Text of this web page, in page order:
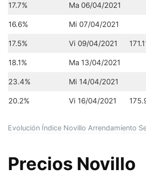
17.7% Ma 06/04/2021
16.6% Mi 07/04/2021
17.5% Vi 09/04/2021
18.1% Ma 13/04/2021
23.4% Mi 14/04/2021
20.2% Vi 16/04/2021
Evolución Índice Novillo Arrendamiento
Precios Novillo